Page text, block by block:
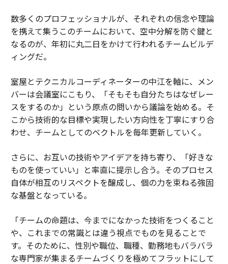
数多くのプロフェッショナルが、それぞれの信念や理論
を携えて集うこのチームにおいて、空中分解を防ぐ鍵と
なるのが、年初に丸二日をかけて行われるチームビルデ
ィングだ。
室屋とテクニカルコーディネーターの中江を軸に、メン
バーは会議室にこもり、「そもそも自分たちはなぜレー
スをするのか」という原点の問いから議論を始める。そ
こから技術的な目標や実現したい方向性を丁寧にすり合
わせ、チームとしてのベクトルを毎年更新していく。
さらに、お互いの技術やアイデアを持ち寄り、「好きな
ものを使っていい」と率直に提示し合う。そのプロセス
自体が相互のリスペクトを醸成し、個の力を束ねる強固
な基盤となっている。
「チームの命題は、今までになかった技術をつくること
や、これまでの常識とは違う視点でものを見ることで
す。そのために、性別や職位、職種、勤務地もバラバラ
な専門家が集まるチームづくりを極めてフラットにして